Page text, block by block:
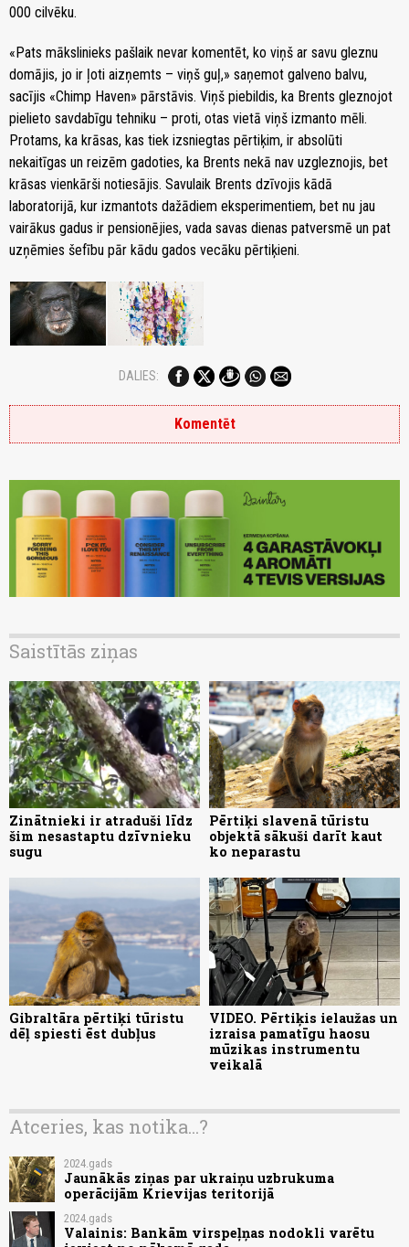
000 cilvēku.
«Pats mākslinieks pašlaik nevar komentēt, ko viņš ar savu gleznu
domājis, jo ir ļoti aizņemts – viņš guļ,» saņemot galveno balvu,
sacījis «Chimp Haven» pārstāvis. Viņš piebildis, ka Brents gleznojot
pielieto savdabīgu tehniku – proti, otas vietā viņš izmanto mēli.
Protams, ka krāsas, kas tiek izsniegtas pērtiķim, ir absolūti
nekaitīgas un reizēm gadoties, ka Brents nekā nav uzgleznojis, bet
krāsas vienkārši notiesājis. Savulaik Brents dzīvojis kādā
laboratorijā, kur izmantots dažādiem eksperimentiem, bet nu jau
vairākus gadus ir pensionējies, vada savas dienas patversmē un pat
uzņēmies šefību pār kādu gados vecāku pērtiķieni.
DALIES:
Komentēt
Saistītās ziņas
Zinātnieki ir atraduši līdz
šim nesastaptu dzīvnieku
sugu
Pērtiķi slavenā tūristu
objektā sākuši darīt kaut
ko neparastu
Gibraltāra pērtiķi tūristu
dēļ spiesti ēst dubļus
VIDEO. Pērtiķis ielaužas un
izraisa pamatīgu haosu
mūzikas instrumentu
veikalā
Atceries, kas notika...?
2024.gads
Jaunākās ziņas par ukraiņu uzbrukuma
operācijām Krievijas teritorijā
2024.gads
Valainis: Bankām virspeļņas nodokli varētu